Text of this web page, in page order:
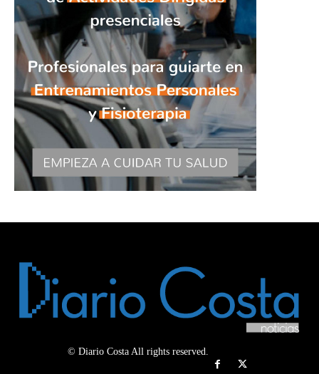
© Diario Costa All rights reserved.